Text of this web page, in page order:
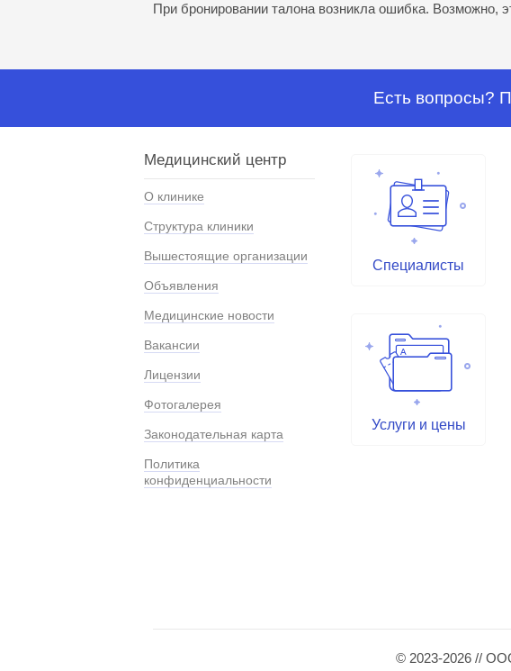
При бронировании талона возникла ошибка. Возможно,
Есть вопросы?
Медицинский центр
О клинике
Структура клиники
Вышестоящие организации
Объявления
Медицинские новости
Вакансии
Лицензии
Фотогалерея
Законодательная карта
Политика
конфиденциальности
Специалисты
Услуги и цены
© 2023-2026 //